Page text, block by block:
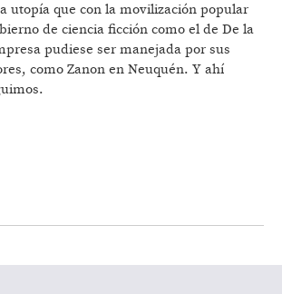
utopía que con la movilización popular
de ciencia ficción como el de De la
pudiese ser manejada por sus
como Zanon en Neuquén. Y ahí